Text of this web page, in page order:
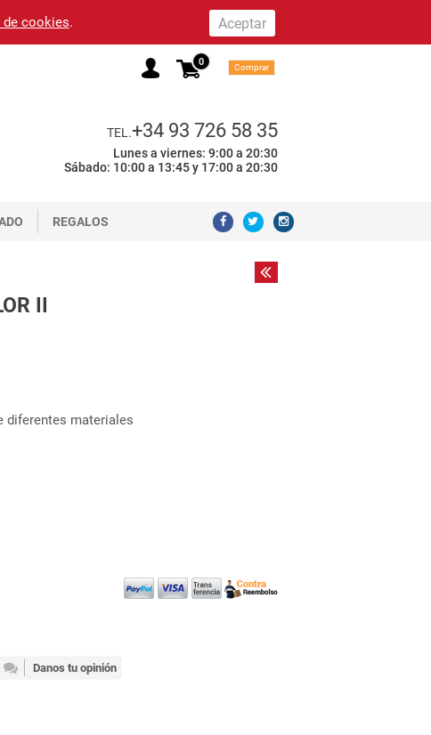
cookies.
0 Comprar
TEL.+34 93 726 58 35
Lunes a viernes: 9:00 a 20:30
Sábado: 10:00 a 13:45 y 17:00 a 20:30
REGALOS
II
diferentes materiales
Danos tu opinión